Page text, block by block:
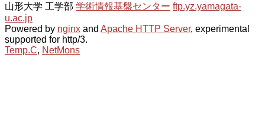
山形大学 工学部 学術情報基盤センター ftp.yz.yamagata-
u.ac.jp
Powered by nginx and Apache HTTP Server, experimental
supported for http/3.
Temp.C, NetMons